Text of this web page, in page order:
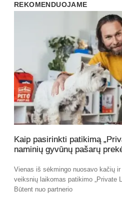
REKOMENDUOJAME
Kaip pasirinkti patikimą
naminių gyvūnų pašarų
Vienas iš sėkmingo nuosavo kačių
veiksnių laikomas patikimo „Private
Būtent nuo partnerio